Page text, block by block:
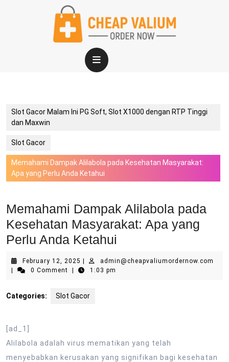
Open
Slot Gacor Malam Ini PG Soft, Slot X1000 dengan RTP Tinggi
dan Maxwin
Slot Gacor
Memahami Dampak Alilabola pada Kesehatan Masyarakat:
Apa yang Perlu Anda Ketahui
Memahami Dampak Alilabola pada
Kesehatan Masyarakat: Apa yang
Perlu Anda Ketahui
February 12, 2025 February
12,
admin@cheapvaliumordernow.com
0 Comment 1:03 pm
Categories: Slot Gacor
[ad_1]
Alilabola adalah virus mematikan yang telah
menyebabkan kerusakan yang signifikan bagi kesehatan